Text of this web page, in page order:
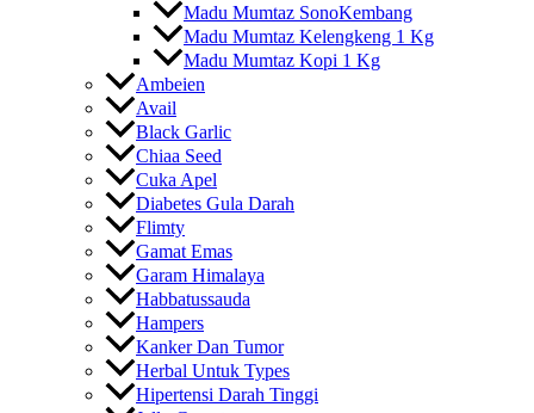
Madu Mumtaz SonoKembang
Madu Mumtaz Kelengkeng 1 Kg
Madu Mumtaz Kopi 1 Kg
Ambeien
Avail
Black Garlic
Chiaa Seed
Cuka Apel
Diabetes Gula Darah
Flimty
Gamat Emas
Garam Himalaya
Habbatussauda
Hampers
Kanker Dan Tumor
Herbal Untuk Types
Hipertensi Darah Tinggi